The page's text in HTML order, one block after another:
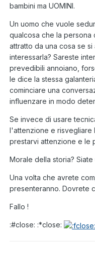
bambini ma UOMINI.
Un uomo che vuole
qualcosa che la persona
attratto da una cosa se
interessarla? Sareste
prevedibili annoiano,
le dice la stessa
cominciare una
influenzare in modo
Se invece di usare
l'attenzione e risvegliare
prestarvi attenzione e le
Morale della storia?
Una volta che avrete
presenteranno. Dovrete
Fallo !
:#close: :*close: